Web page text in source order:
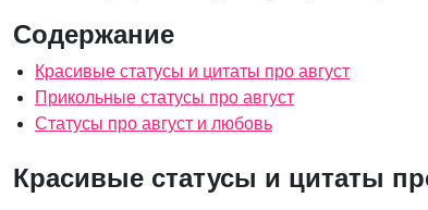
Содержание
Красивые статусы и цитаты про август
Прикольные статусы про август
Статусы про август и любовь
Красивые статусы и цитаты